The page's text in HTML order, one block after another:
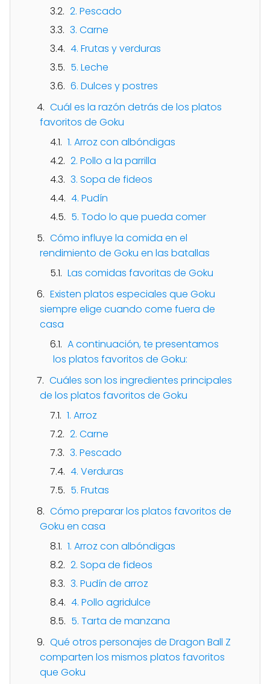
2. Pescado
3. Carne
4. Frutas y verduras
5. Leche
6. Dulces y postres
Cuál es la razón detrás de los platos
favoritos de Goku
1. Arroz con albóndigas
2. Pollo a la parrilla
3. Sopa de fideos
4. Pudín
5. Todo lo que pueda comer
Cómo influye la comida en el
rendimiento de Goku en las batallas
Las comidas favoritas de Goku
Existen platos especiales que Goku
siempre elige cuando come fuera de
casa
A continuación, te presentamos
los platos favoritos de Goku:
Cuáles son los ingredientes principales
de los platos favoritos de Goku
1. Arroz
2. Carne
3. Pescado
4. Verduras
5. Frutas
Cómo preparar los platos favoritos de
Goku en casa
1. Arroz con albóndigas
2. Sopa de fideos
3. Pudín de arroz
4. Pollo agridulce
5. Tarta de manzana
Qué otros personajes de Dragon Ball Z
comparten los mismos platos favoritos
que Goku